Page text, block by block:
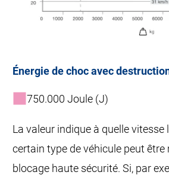
Énergie de choc avec
750.000 Joule (J)
La valeur indique à quelle vitesse
certain type de véhicule peut
blocage haute sécurité. Si, par